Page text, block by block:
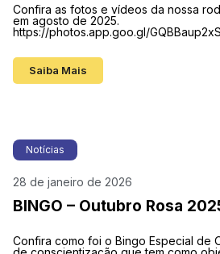
Confira as fotos e vídeos da nossa
em agosto de 2025.
https://photos.app.goo.gl/
Saiba Mais
Notícias
28 de janeiro de 2026
BINGO – Outubro Rosa
Confira como foi o Bingo Especial de